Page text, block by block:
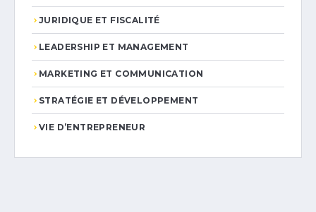
JURIDIQUE ET FISCALITÉ
LEADERSHIP ET MANAGEMENT
MARKETING ET COMMUNICATION
STRATÉGIE ET DÉVELOPPEMENT
VIE D’ENTREPRENEUR